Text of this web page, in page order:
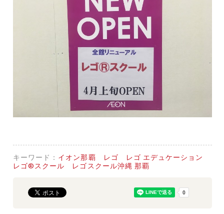
キーワード： イオン那覇 レゴ
レゴ エデュケーション
レゴ®スクール
レゴスクール沖縄 那覇